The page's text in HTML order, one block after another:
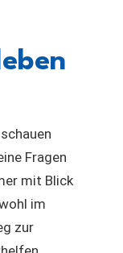
Fragen
mit Blick
im
zur